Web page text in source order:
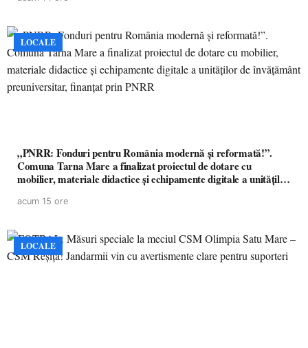
LOCALE
„PNRR: Fonduri pentru România modernă și reformată!”.
Comuna Tarna Mare a finalizat proiectul de dotare cu
mobilier, materiale didactice și echipamente digitale a unităților
acum 15 ore
LOCALE